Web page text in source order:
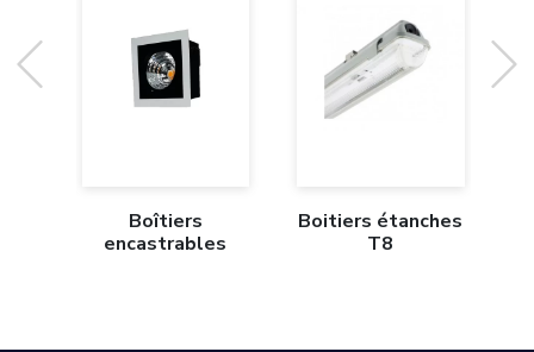
Boîtiers
encastrables
Boitiers étanches
T8